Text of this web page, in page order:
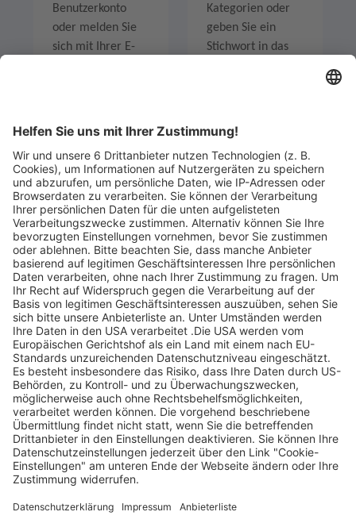
Benutzerkonto
oder melden Sie
sich mit Ihrer E-
Kategorien oder
geben Sie ein
Stichwort in das
Legen Sie zum
Mitbieten eine
Höchstgrenze für
Ihr Gebot fest. Ein
automatischer
Bietagent bietet
für Sie bis zum
Höchstgebot.
Sind Sie am Ende
der
Höchstbietende,
werden Sie per E-
Mail informiert
und erhalten nach
Zahlungseingang
ein Zertifikat zum
Einlösen des
Angebots.